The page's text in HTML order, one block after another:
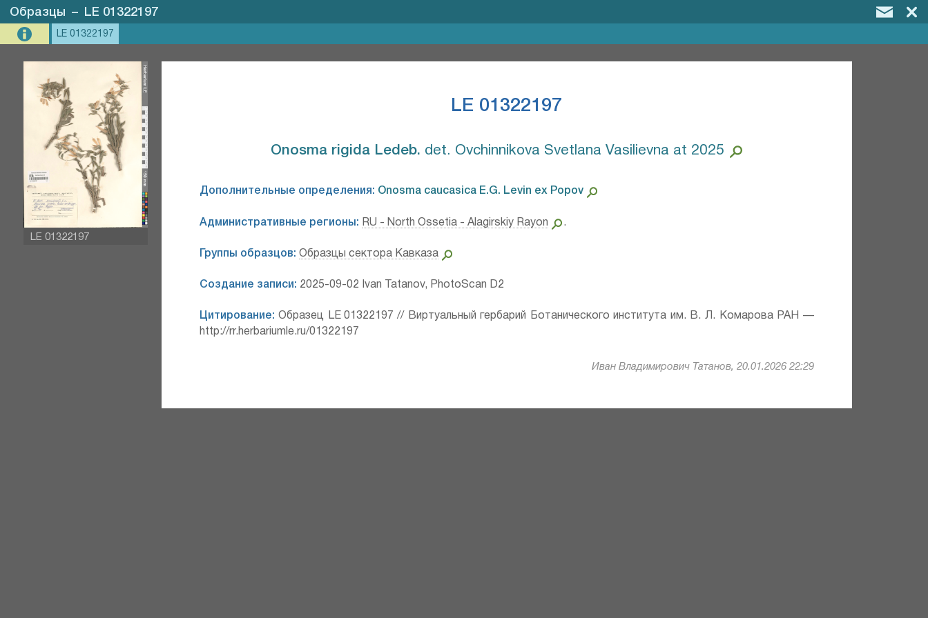
Образцы – LE 01322197
LE 01322197
LE 01322197
LE 01322197
Onosma rigida Ledeb.⁣ det. Ovchinnikova Svetlana Vasilievna at 2025
Дополнительные определения: Onosma caucasica E.G. Levin ex Popov⁣
Административные регионы: RU - North Ossetia - Alagirskiy Rayon .
Группы образцов: Образцы сектора Кавказа
Создание записи: 2025-09-02 Ivan Tatanov, PhotoScan D2
Цитирование: Образец LE 01322197 // Виртуальный гербарий Ботанического института им. В. Л. Комарова РАН —
http://rr.herbariumle.ru/01322197
Иван Владимирович Татанов, 20.01.2026 22:29